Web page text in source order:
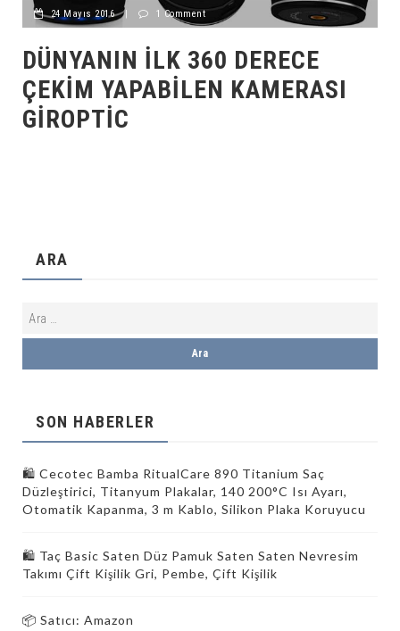
24 Mayıs 2016 1 Comment
DÜNYANIN İLK 360 DERECE
ÇEKIM YAPABILEN KAMERASI
GIROPTIC
ARA
SON HABERLER
🛍️ Cecotec Bamba RitualCare 890 Titanium Saç
Düzleştirici, Titanyum Plakalar, 140 200°C Isı Ayarı,
Otomatik Kapanma, 3 m Kablo, Silikon Plaka Koruyucu
🛍️ Taç Basic Saten Düz Pamuk Saten Saten Nevresim
Takımı Çift Kişilik Gri, Pembe, Çift Kişilik
📦 Satıcı: Amazon